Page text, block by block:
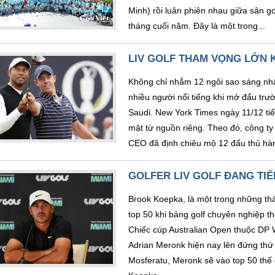
Minh) rồi luân phiên nhau giữa sân
tháng cuối năm. Đây là một trong...
LIV GOLF THAM VỌNG LỚN
Không chỉ nhắm 12 ngôi sao sáng
nhiều người nổi tiếng khi mở đấu
Saudi. New York Times ngày 11/12
mật từ nguồn riêng. Theo đó, công
CEO đã định chiêu mộ 12 đấu thủ
GOLFER LIV GOLF ĐANG
Brook Koepka, là một trong những
top 50 khi bảng golf chuyên nghiệp
Chiếc cúp Australian Open thuộc
Adrian Meronk hiện nay lên đứng
Mosferatu, Meronk sẽ vào top 50